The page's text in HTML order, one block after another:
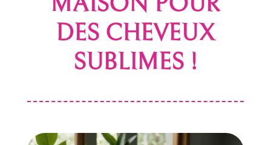
DES CHEVEUX
SUBLIMES !